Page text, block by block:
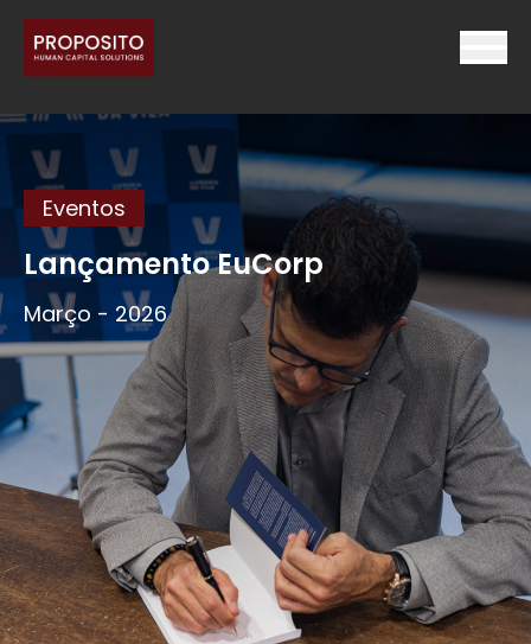
Eventos
Lançamento EuCorp
Março - 2026